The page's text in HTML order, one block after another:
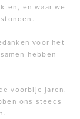
en waar we
voor het
hebben
voorbije jaren.
ons steeds